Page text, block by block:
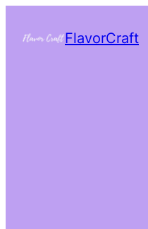
FlavorCraft